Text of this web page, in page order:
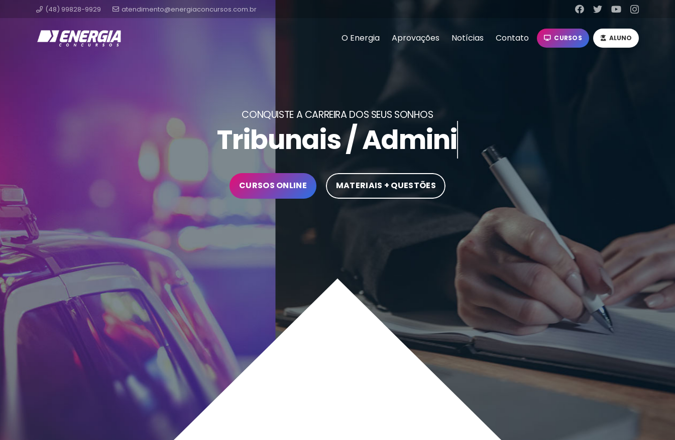
(48) 99828-9929 atendimento@energiaconcursos.com.br
O Energia Aprovações Notícias Contato CURSOS ALUNO
CONQUISTE A CARREIRA DOS SEUS SONHOS
Tribunais / Administrativas
CURSOS ONLINE MATERIAIS + QUESTÕES